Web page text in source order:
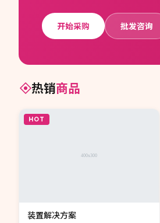
开始采购 批发咨询
热销商品
HOT
装置解决方案